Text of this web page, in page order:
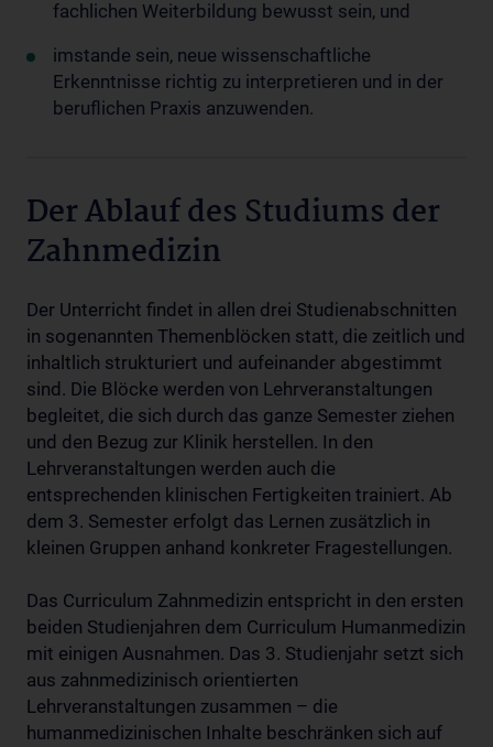
fachlichen Weiterbildung bewusst sein, und
imstande sein, neue wissenschaftliche
Erkenntnisse richtig zu interpretieren und in der
beruflichen Praxis anzuwenden.
Der Ablauf des Studiums der
Zahnmedizin
Der Unterricht findet in allen drei Studienabschnitten
in sogenannten Themenblöcken statt, die zeitlich und
inhaltlich strukturiert und aufeinander abgestimmt
sind. Die Blöcke werden von Lehrveranstaltungen
begleitet, die sich durch das ganze Semester ziehen
und den Bezug zur Klinik herstellen. In den
Lehrveranstaltungen werden auch die
entsprechenden klinischen Fertigkeiten trainiert. Ab
dem 3. Semester erfolgt das Lernen zusätzlich in
kleinen Gruppen anhand konkreter Fragestellungen.
Das Curriculum Zahnmedizin entspricht in den ersten
beiden Studienjahren dem Curriculum Humanmedizin
mit einigen Ausnahmen. Das 3. Studienjahr setzt sich
aus zahnmedizinisch orientierten
Lehrveranstaltungen zusammen – die
humanmedizinischen Inhalte beschränken sich auf